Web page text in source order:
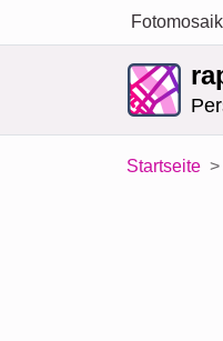
Startseite